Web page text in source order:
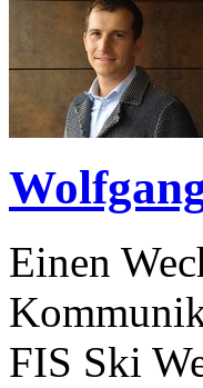
Einen
FIS Ski